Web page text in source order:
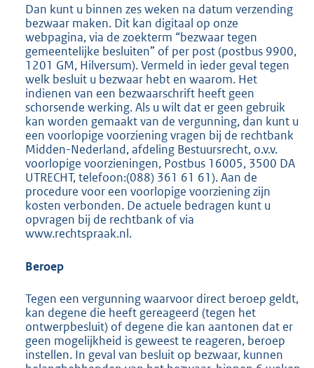
Dan kunt u binnen zes weken na datum verzending
bezwaar maken. Dit kan digitaal op onze
webpagina, via de zoekterm “bezwaar tegen
gemeentelijke besluiten” of per post (postbus 9900,
1201 GM, Hilversum). Vermeld in ieder geval tegen
welk besluit u bezwaar hebt en waarom. Het
indienen van een bezwaarschrift heeft geen
schorsende werking. Als u wilt dat er geen gebruik
kan worden gemaakt van de vergunning, dan kunt u
een voorlopige voorziening vragen bij de rechtbank
Midden-Nederland, afdeling Bestuursrecht, o.v.v.
voorlopige voorzieningen, Postbus 16005, 3500 DA
UTRECHT, telefoon:(088) 361 61 61). Aan de
procedure voor een voorlopige voorziening zijn
kosten verbonden. De actuele bedragen kunt u
opvragen bij de rechtbank of via
www.rechtspraak.nl.
Beroep
Tegen een vergunning waarvoor direct beroep geldt,
kan degene die heeft gereageerd (tegen het
ontwerpbesluit) of degene die kan aantonen dat er
geen mogelijkheid is geweest te reageren, beroep
instellen. In geval van besluit op bezwaar, kunnen